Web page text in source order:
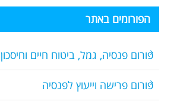
הפורומים באתר
פורום פנסיה, גמל, ביטוח חיים וחיסכון
פורום פרישה וייעוץ לפנסיה